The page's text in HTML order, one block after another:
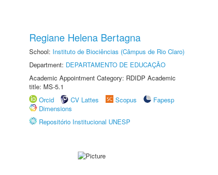
Regiane Helena Bertagna
School: Instituto de Biociências (Câmpus de Rio Claro)
Department: DEPARTAMENTO DE EDUCAÇÃO
Academic Appointment Category: RDIDP Academic
title: MS-5.1
Orcid
CV Lattes Scopus
Fapesp
Dimensions
Repositório Institucional UNESP